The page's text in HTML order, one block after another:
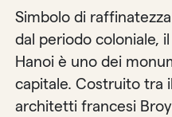
Simbolo di
dal periodo coloniale,
Hanoi è uno dei
capitale. Costruito tra il
architetti francesi